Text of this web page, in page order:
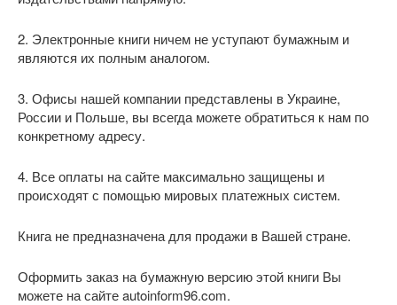
2. Электронные книги ничем не уступают бумажным и
являются их полным аналогом.
3. Офисы нашей компании представлены в Украине,
России и Польше, вы всегда можете обратиться к нам по
конкретному адресу.
4. Все оплаты на сайте максимально защищены и
происходят с помощью мировых платежных систем.
Книга не предназначена для продажи в Вашей стране.
Оформить заказ на бумажную версию этой книги Вы
можете на сайте autoinform96.com.